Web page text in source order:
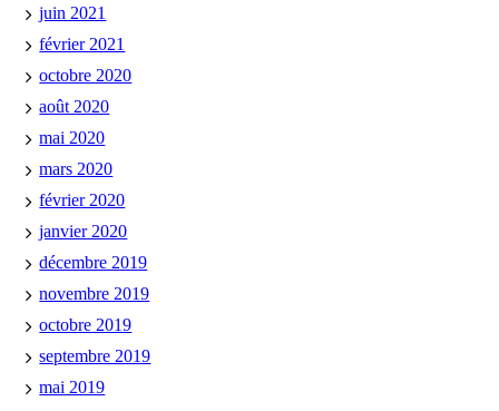
juin 2021
février 2021
octobre 2020
août 2020
mai 2020
mars 2020
février 2020
janvier 2020
décembre 2019
novembre 2019
octobre 2019
septembre 2019
mai 2019